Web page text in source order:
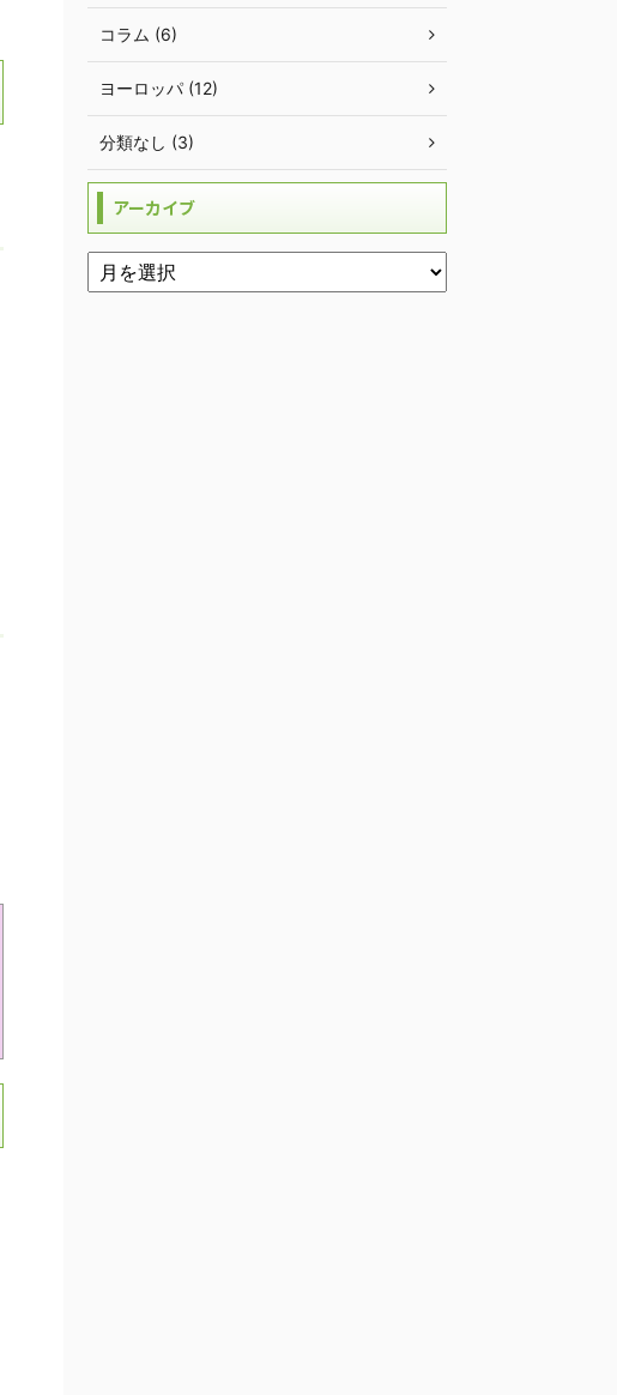
コラム (6)
ヨーロッパ (12)
分類なし (3)
アーカイブ